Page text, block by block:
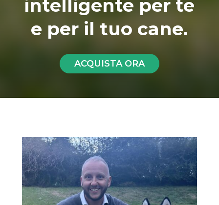
intelligente per te
e per il tuo cane.
ACQUISTA ORA